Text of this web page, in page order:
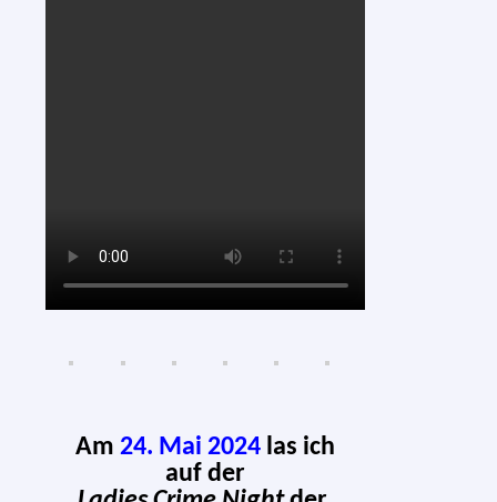
Am24. Mai 2024 las ich
auf der